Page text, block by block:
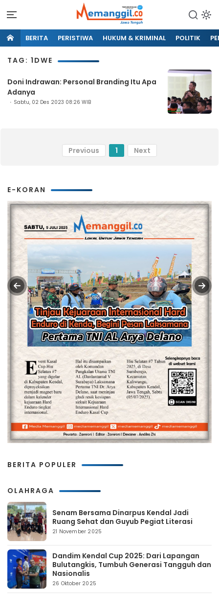
BERITA PERISTIWA HUKUM & KRIMINAL POLITIK
TAG: 1DWE
Doni Indrawan: Personal Branding Itu Apa
Adanya
Sabtu, 02 Des 2023 08:26 WIB
Previous 1 Next
E-KORAN
BERITA POPULER
OLAHRAGA
Senam Bersama Dinarpus Kendal Jadi
Ruang Sehat dan Guyub Pegiat Literasi
21 November 2025
Dandim Kendal Cup 2025: Dari Lapangan
Bulutangkis, Tumbuh Generasi Tangguh dan
Nasionalis
26 Oktober 2025